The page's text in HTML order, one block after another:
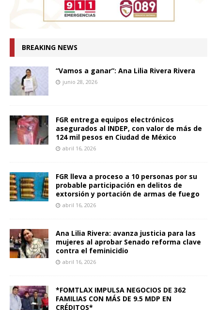
BREAKING NEWS
“Vamos a ganar”: Ana Lilia Rivera Rivera
junio 28, 2026
FGR entrega equipos electrónicos
asegurados al INDEP, con valor de más de
124 mil pesos en Ciudad de México
abril 16, 2026
FGR lleva a proceso a 10 personas por su
probable participación en delitos de
extorsión y portación de armas de fuego
abril 16, 2026
Ana Lilia Rivera: avanza justicia para las
mujeres al aprobar Senado reforma clave
contra el feminicidio
abril 16, 2026
*FOMTLAX IMPULSA NEGOCIOS DE 362
FAMILIAS CON MÁS DE 9.5 MDP EN
CRÉDITOS*